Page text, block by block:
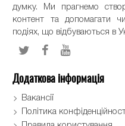
думку. Ми прагнемо
контент та допомагати
подіях, що відбуваються в
Додаткова інформація
Вакансії
Політика